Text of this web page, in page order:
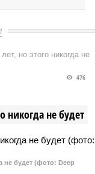
1
но этого никогда не
никогда не будет
476
не будет (фото: Deep